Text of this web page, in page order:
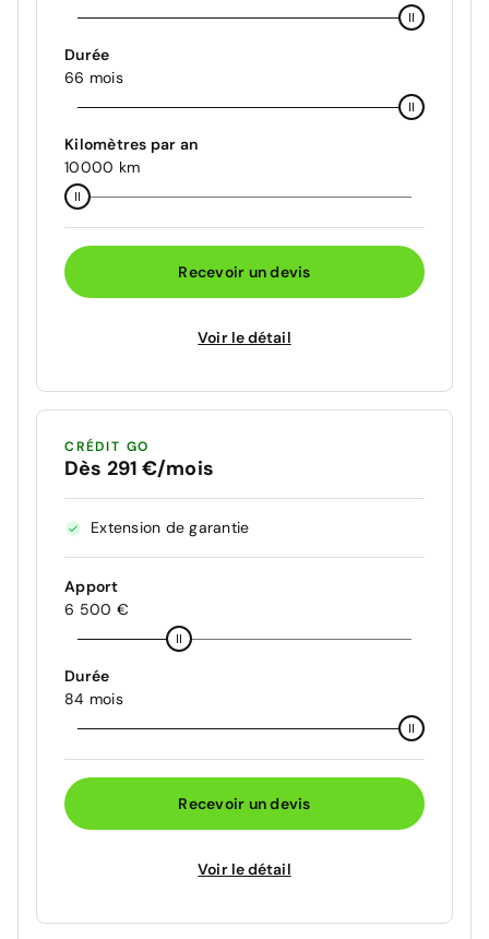
Durée
66 mois
Kilomètres par an
10000 km
Recevoir un devis
Voir le détail
CRÉDIT GO
Dès 291 €/mois
Extension de garantie
Apport
6 500 €
Durée
84 mois
Recevoir un devis
Voir le détail